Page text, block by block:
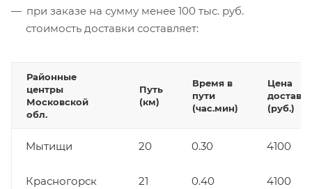
при заказе на сумму менее 100 тыс. руб.
стоимость доставки составляет:
Районные
центры
Московской
обл.
Путь
(км)
Время в
пути
(час.мин)
Цена
(руб.)
Мытищи 20 0.30 4100
Красногорск 21 0.40 4100